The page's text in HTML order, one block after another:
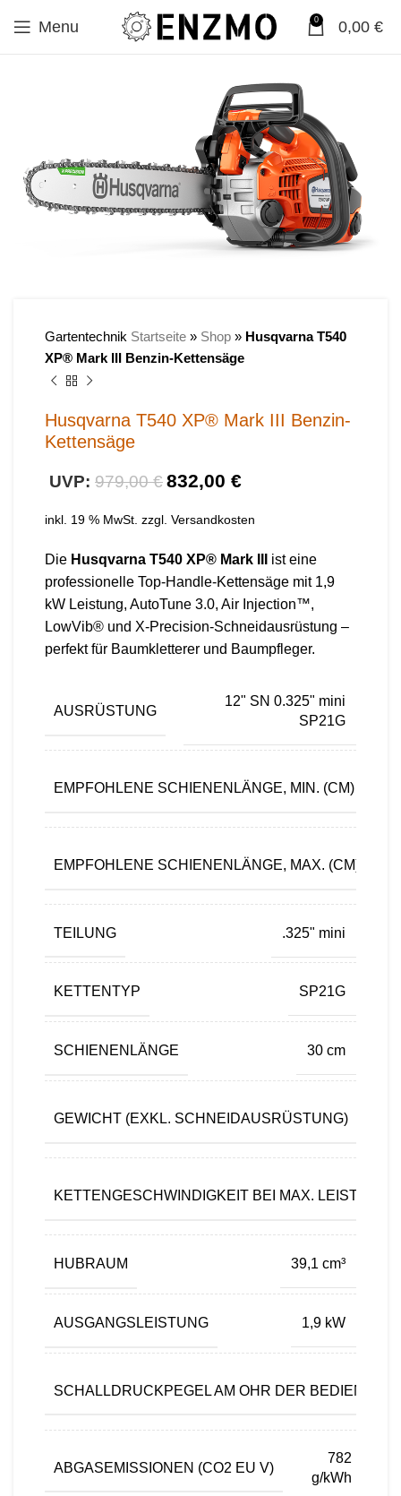
Menu 0 0,00 €
Gartentechnik Startseite » Shop » Husqvarna T540
XP® Mark III Benzin-Kettensäge
Husqvarna T540 XP® Mark III Benzin-
Kettensäge
979,00€832,00 €
inkl. 19 % MwSt. zzgl. Versandkosten
Die Husqvarna T540 XP® Mark III
ist eine
professionelle Top-Handle-Kettensäge mit 1,9
kW Leistung, AutoTune 3.0, Air Injection™,
LowVib® und X-Precision-Schneidausrüstung –
perfekt für Baumkletterer und Baumpfleger.
AUSRÜSTUNG
12" SN 0.325" mini
SP21G
EMPFOHLENE SCHIENENLÄNGE, MIN. (CM)
EMPFOHLENE SCHIENENLÄNGE, MAX. (CM)
TEILUNG .325" mini
KETTENTYP SP21G
SCHIENENLÄNGE 30 cm
GEWICHT (EXKL. SCHNEIDAUSRÜSTUNG)
KETTENGESCHWINDIGKEIT BEI MAX. LEISTUNG
HUBRAUM 39,1 cm³
AUSGANGSLEISTUNG 1,9 kW
SCHALLDRUCKPEGEL AM OHR DER
ABGASEMISSIONEN (CO2 EU V)
782
g/kWh